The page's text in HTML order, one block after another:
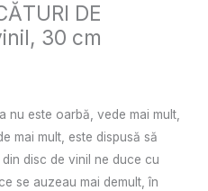
DE
30 cm
nu este oarbă, vede mai mult,
mai mult, este dispusă să
disc de vinil ne duce cu
se auzeau mai demult, în